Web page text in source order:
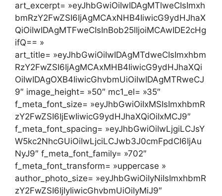
art_excerpt= »eyJhbGwiOiIwIDAgMTlweCIsImxh
bmRzY2FwZSI6IjAgMCAxNHB4IiwicG9ydHJhaX
QiOiIwIDAgMTFweCIsInBob25lIjoiMCAwIDE2cHg
ifQ== »
art_title= »eyJhbGwiOiIwIDAgMTdweCIsImxhbm
RzY2FwZSI6IjAgMCAxMHB4IiwicG9ydHJhaXQi
OiIwIDAgOXB4IiwicGhvbmUiOiIwIDAgMTRweCJ
9″ image_height= »50″ mc1_el= »35″
f_meta_font_size= »eyJhbGwiOiIxMSIsImxhbmR
zY2FwZSI6IjEwIiwicG9ydHJhaXQiOiIxMCJ9″
f_meta_font_spacing= »eyJhbGwiOiIwLjgiLCJsY
W5kc2NhcGUiOiIwLjciLCJwb3J0cmFpdCI6IjAu
NyJ9″ f_meta_font_family= »702″
f_meta_font_transform= »uppercase »
author_photo_size= »eyJhbGwiOiIyNiIsImxhbmR
zY2FwZSI6IjIyIiwicGhvbmUiOiIyMiJ9″